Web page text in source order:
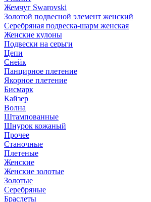
Жемчуг Swarovski
Золотой подвесной элемент женcкий
Серебряная подвеска-шарм женская
Женские кулоны
Подвески на серьги
Цепи
Снейк
Панцирное плетение
Якорное плетение
Бисмарк
Кайзер
Волна
Штампованные
Шнурок кожаный
Прочее
Станочные
Плетеные
Женские
Женские золотые
Золотые
Серебряные
Браслеты